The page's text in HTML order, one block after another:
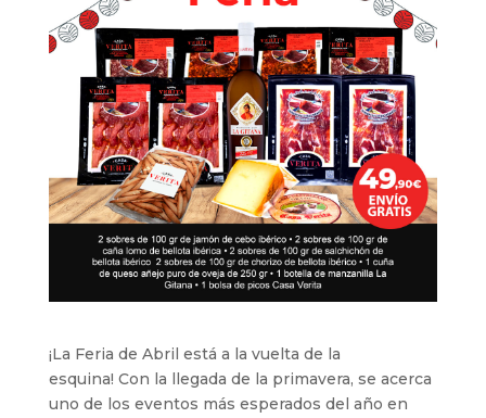
¡La Feria de Abril está a la vuelta de la
esquina! Con la llegada de la primavera, se acerca
uno de los eventos más esperados del año en